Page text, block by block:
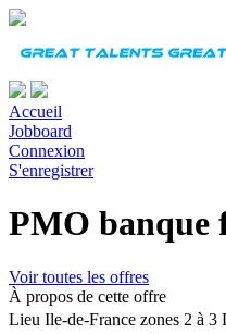
Accueil
Jobboard
Connexion
S'enregistrer
PMO banque
Voir toutes les offres
À propos de cette offre
Lieu Ile-de-France zones 2 à 3